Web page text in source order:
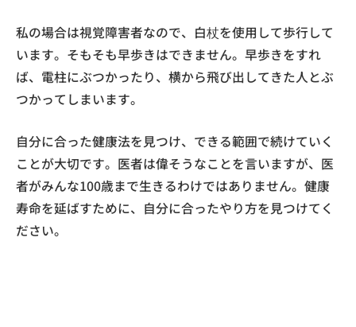
私の場合は視覚障害者なので、白杖を使用して歩行して
います。そもそも早歩きはできません。早歩きをすれ
ば、電柱にぶつかったり、横から飛び出してきた人とぶ
つかってしまいます。
自分に合った健康法を見つけ、できる範囲で続けていく
ことが大切です。医者は偉そうなことを言いますが、医
者がみんな100歳まで生きるわけではありません。健康
寿命を延ばすために、自分に合ったやり方を見つけてく
ださい。